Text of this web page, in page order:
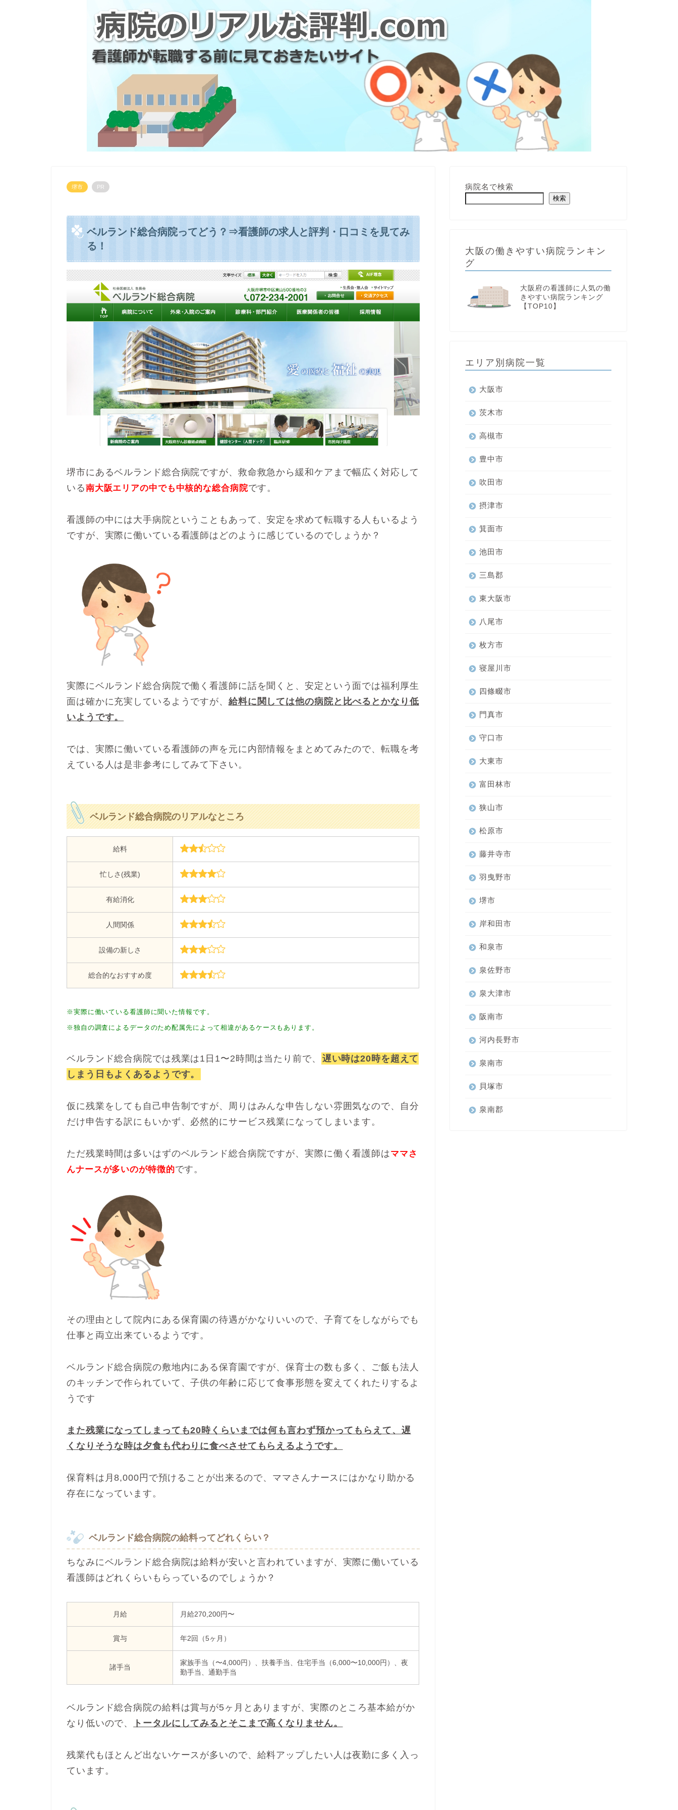
堺市 PR
ベルランド総合病院ってどう？⇒看護師の求人と評判・口コミを見てみ
る！
堺市にあるベルランド総合病院ですが、救命救急から緩和ケアまで幅広く対応して
いる南大阪エリアの中でも中核的な総合病院です。
看護師の中には大手病院ということもあって、安定を求めて転職する人もいるよう
ですが、実際に働いている看護師はどのように感じているのでしょうか？
実際にベルランド総合病院で働く看護師に話を聞くと、安定という面では福利厚生
面は確かに充実しているようですが、 給料に関しては他の病院と比べるとかなり低
いようです。
では、実際に働いている看護師の声を元に内部情報をまとめてみたので、転職を考
えている人は是非参考にしてみて下さい。
ベルランド総合病院のリアルなところ
給料
忙しさ(残業)
有給消化
人間関係
設備の新しさ
総合的なおすすめ度
※実際に働いている看護師に聞いた情報です。
※独自の調査によるデータのため配属先によって相違があるケースもあります。
ベルランド総合病院では残業は1日1〜2時間は当たり前で、
遅い時は20時を超えて
しまう日もよくあるようです。
仮に残業をしても自己申告制ですが、周りはみんな申告しない雰囲気なので、自分
だけ申告する訳にもいかず、必然的にサービス残業になってしまいます。
ただ残業時間は多いはずのベルランド総合病院ですが、実際に働く看護師はママさ
んナースが多いのが特徴的です。
その理由として院内にある保育園の待遇がかなりいいので、子育てをしながらでも
仕事と両立出来ているようです。
ベルランド総合病院の敷地内にある保育園ですが、保育士の数も多く、ご飯も法人
のキッチンで作られていて、子供の年齢に応じて食事形態を変えてくれたりするよ
うです
また残業になってしまっても20時くらいまでは何も言わず預かってもらえて、遅
くなりそうな時は夕食も代わりに食べさせてもらえるようです。
保育料は月8,000円で預けることが出来るので、ママさんナースにはかなり助かる
存在になっています。
ベルランド総合病院の給料ってどれくらい？
ちなみにベルランド総合病院は給料が安いと言われていますが、実際に働いている
看護師はどれくらいもらっているのでしょうか？
月給 月給270,200円〜
賞与 年2回（5ヶ月）
諸手当
家族手当（〜4,000円）、扶養手当、住宅手当（6,000〜10,000円）、夜
勤手当、通勤手当
ベルランド総合病院の給料は賞与が5ヶ月とありますが、実際のところ基本給がか
なり低いので、
トータルにしてみるとそこまで高くなりません。
残業代もほとんど出ないケースが多いので、給料アップしたい人は夜勤に多く入っ
ています。
病院名で検索
検索
大阪の働きやすい病院ランキン
グ
大阪府の看護師に人気の働
きやすい病院ランキング
【TOP10】
エリア別病院一覧
大阪市
茨木市
高槻市
豊中市
吹田市
摂津市
箕面市
池田市
三島郡
東大阪市
八尾市
枚方市
寝屋川市
四條畷市
門真市
守口市
大東市
富田林市
狭山市
松原市
藤井寺市
羽曳野市
堺市
岸和田市
和泉市
泉佐野市
泉大津市
阪南市
河内長野市
泉南市
貝塚市
泉南郡